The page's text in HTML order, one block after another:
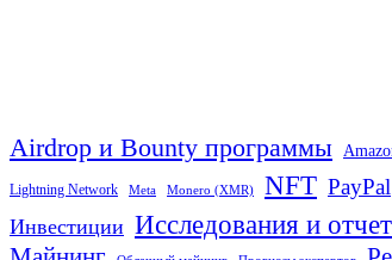
Airdrop и Bounty программы
Lightning Network Meta Monero (XMR) NFT PayPal
Инвестиции Исследования и